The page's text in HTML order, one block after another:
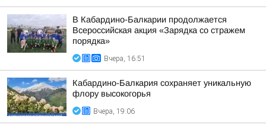
В Кабардино-Балкарии продолжается
Всероссийская акция «Зарядка со стражем
порядка»
Вчера, 16:51
Кабардино-Балкария сохраняет уникальную
флору высокогорья
Вчера, 19:06